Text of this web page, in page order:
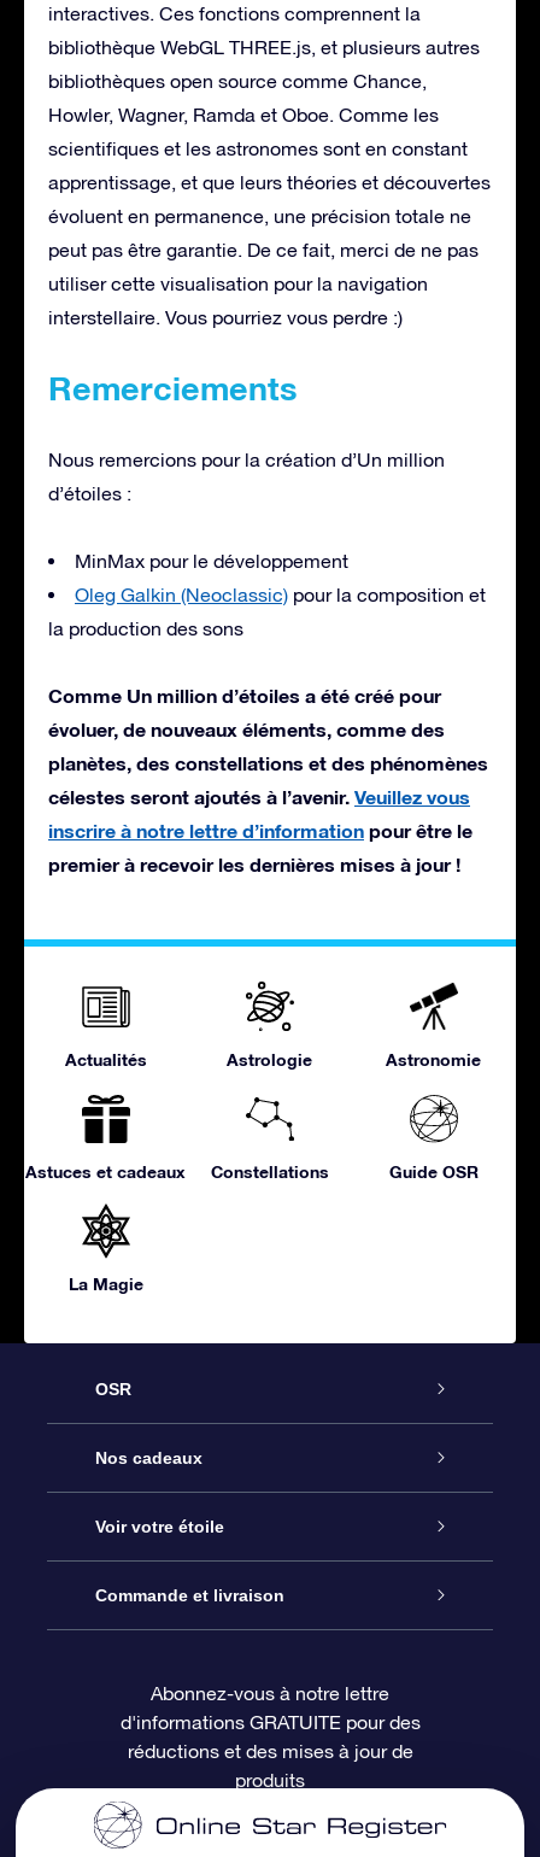
interactives. Ces fonctions comprennent la
bibliothèque WebGL THREE.js, et plusieurs autres
bibliothèques open source comme Chance,
Howler, Wagner, Ramda et Oboe. Comme les
scientifiques et les astronomes sont en constant
apprentissage, et que leurs théories et découvertes
évoluent en permanence, une précision totale ne
peut pas être garantie. De ce fait, merci de ne pas
utiliser cette visualisation pour la navigation
interstellaire. Vous pourriez vous perdre :)
Remerciements
Nous remercions pour la création d’Un million
d’étoiles :
MinMax pour le développement
Oleg Galkin (Neoclassic) pour la composition et
la production des sons
Comme Un million d’étoiles a été créé pour
évoluer, de nouveaux éléments, comme des
planètes, des constellations et des phénomènes
célestes seront ajoutés à l’avenir. Veuillez vous
inscrire à notre lettre d’information pour être le
premier à recevoir les dernières mises à jour !
Actualités Astrologie Astronomie
Astuces et cadeaux Constellations Guide OSR
La Magie
OSR
Service
À propos de l’OSR
Nous contacter
Questions fréquemment posées
Revues
Nos cadeaux
Cadeau d’étoile en ligne
Coffret cadeau OSR
Carte cadeau OSR
Voir votre étoile
Registre des étoiles
Page d’accueil personnalisée
Commande et livraison
Informations de paiement
Informations d’expédition
Abonnez-vous à notre lettre
d'informations GRATUITE pour des
réductions et des mises à jour de
produits